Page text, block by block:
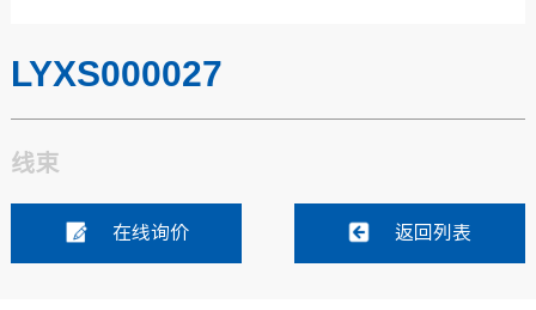
LYXS000027
线束
在线询价 返回列表